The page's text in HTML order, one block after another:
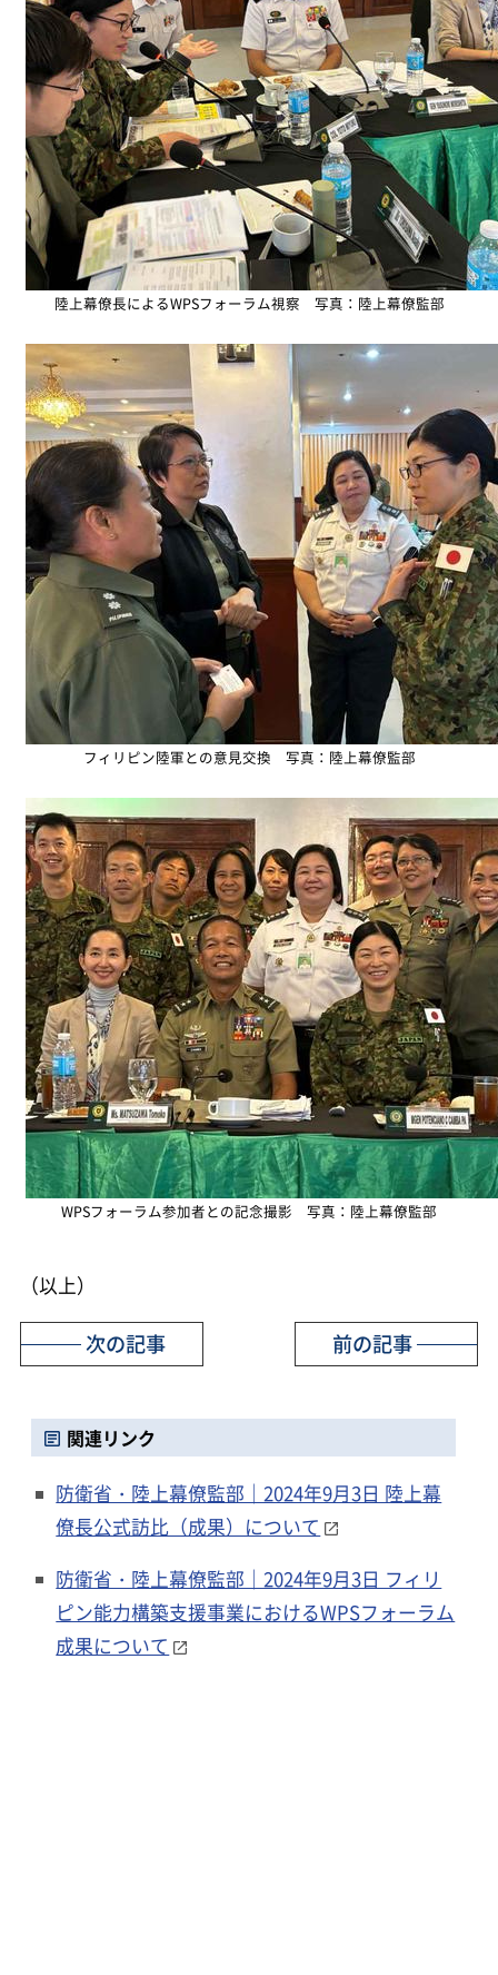
陸上幕僚長によるWPSフォーラム視察 写真：陸上幕僚監部
フィリピン陸軍との意見交換 写真：陸上幕僚監部
WPSフォーラム参加者との記念撮影 写真：陸上幕僚監部
（以上）
前の記事
次の記事
関連リンク
防衛省・陸上幕僚監部｜2024年9月3日 陸上幕
僚長公式訪比（成果）について
防衛省・陸上幕僚監部｜2024年9月3日 フィリ
ピン能力構築支援事業におけるWPSフォーラム
成果について